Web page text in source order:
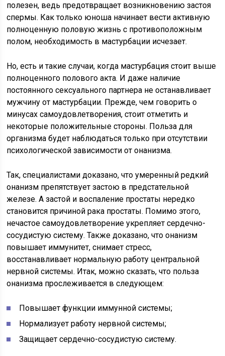
полезен, ведь предотвращает возникновению застоя
спермы. Как только юноша начинает вести активную
полноценную половую жизнь с противоположным
полом, необходимость в мастурбации исчезает.
Но, есть и такие случаи, когда мастурбация стоит выше
полноценного полового акта. И даже наличие
постоянного сексуального партнера не останавливает
мужчину от мастурбации. Прежде, чем говорить о
минусах самоудовлетворения, стоит отметить и
некоторые положительные стороны. Польза для
организма будет наблюдаться только при отсутствии
психологической зависимости от онанизма.
Так, специалистами доказано, что умеренный редкий
онанизм препятствует застою в предстательной
железе. А застой и воспаление простаты нередко
становится причиной рака простаты. Помимо этого,
нечастое самоудовлетворение укрепляет сердечно-
сосудистую систему. Также доказано, что онанизм
повышает иммунитет, снимает стресс,
восстанавливает нормальную работу центральной
нервной системы. Итак, можно сказать, что польза
онанизма прослеживается в следующем:
Повышает функции иммунной системы;
Нормализует работу нервной системы;
Защищает сердечно-сосудистую систему.